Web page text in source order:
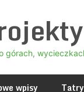
górach,
wpisy